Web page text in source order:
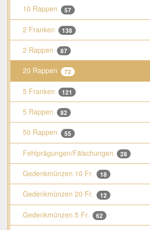
10 Rappen 57
2 Franken 138
2 Rappen 87
20 Rappen 72
5 Franken 121
5 Rappen 82
50 Rappen 55
Fehlprägungen/Fälschungen 28
Gedenkmünzen 10 Fr. 18
Gedenkmünzen 20 Fr. 12
Gedenkmünzen 5 Fr. 62